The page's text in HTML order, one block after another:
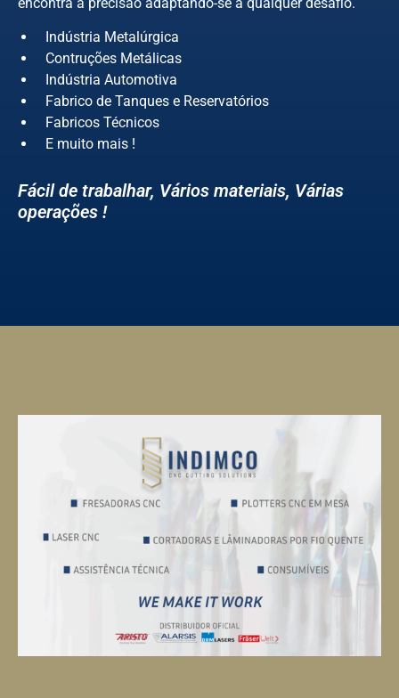
Indústria Metalúrgica
Contruções Metálicas
Indústria Automotiva
Fabrico de Tanques e Reservatórios
Fabricos Técnicos
E muito mais !
Fácil de trabalhar, Vários materiais, Várias
operações !